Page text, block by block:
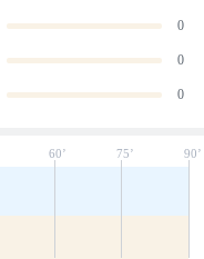
0
0
0
60’ 75’ 90’